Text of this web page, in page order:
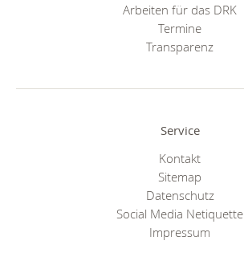
Arbeiten für das DRK
Termine
Transparenz
Service
Kontakt
Sitemap
Datenschutz
Social Media Netiquette
Impressum